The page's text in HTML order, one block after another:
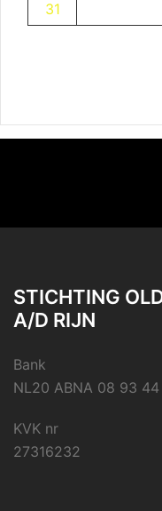
31
STICHTING
A/D RIJN
Bank
NL20 ABNA 08 93
KVK nr
27316232